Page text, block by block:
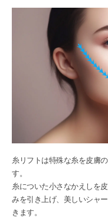
糸リフトは特殊な糸を皮膚
す。
糸についた小さなかえしを
みを引き上げ、美しいシャ
きます。